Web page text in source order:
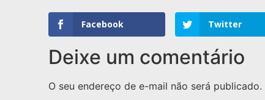
Facebook Twitter
Deixe um comentário
O seu endereço de e-mail não será publicado.